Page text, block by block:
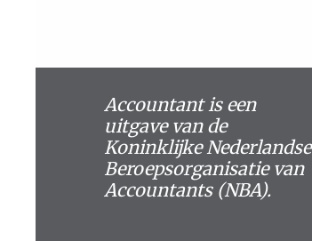
Accountant is een
uitgave van de
Koninklijke Nederlandse
Beroepsorganisatie van
Accountants (NBA).